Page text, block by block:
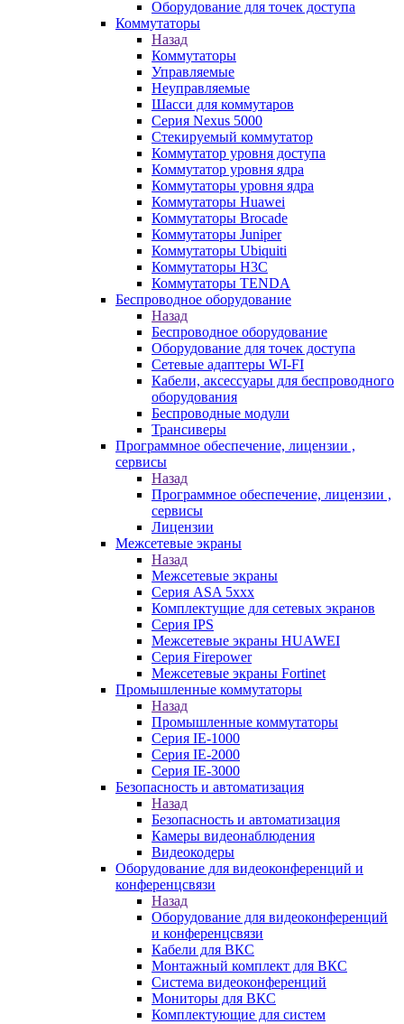
Оборудование для точек доступа
Коммутаторы
Назад
Коммутаторы
Управляемые
Неуправляемые
Шасси для коммутаров
Серия Nexus 5000
Стекируемый коммутатор
Коммутатор уровня доступа
Коммутатор уровня ядра
Коммутаторы уровня ядра
Коммутаторы Huawei
Коммутаторы Brocade
Коммутаторы Juniper
Коммутаторы Ubiquiti
Коммутаторы H3C
Коммутаторы TENDA
Беспроводное оборудование
Назад
Беспроводное оборудование
Оборудование для точек доступа
Сетевые адаптеры WI-FI
Кабели, аксессуары для беспроводного
оборудования
Беспроводные модули
Трансиверы
Программное обеспечение, лицензии ,
сервисы
Назад
Программное обеспечение, лицензии ,
сервисы
Лицензии
Межсетевые экраны
Назад
Межсетевые экраны
Серия ASA 5xxx
Комплектущие для сетевых экранов
Серия IPS
Межсетевые экраны HUAWEI
Серия Firepower
Межсетевые экраны Fortinet
Промышленные коммутаторы
Назад
Промышленные коммутаторы
Серия IE-1000
Серия IE-2000
Серия IE-3000
Безопасность и автоматизация
Назад
Безопасность и автоматизация
Камеры видеонаблюдения
Видеокодеры
Оборудование для видеоконференций и
конференцсвязи
Назад
Оборудование для видеоконференций
и конференцсвязи
Кабели для ВКС
Монтажный комплект для ВКС
Система видеоконференций
Мониторы для ВКС
Комплектующие для систем